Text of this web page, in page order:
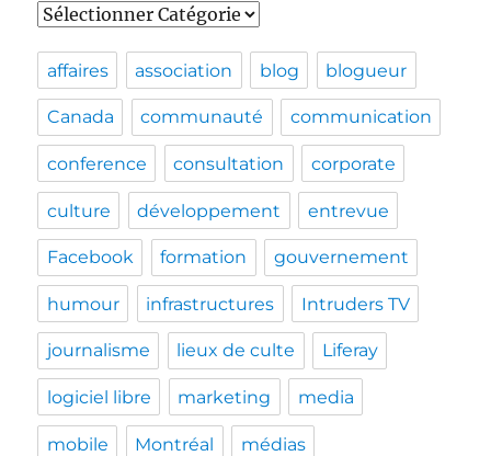
affaires association blog blogueur
Canada communauté communication
conference consultation corporate
culture développement entrevue
Facebook formation gouvernement
humour infrastructures Intruders TV
journalisme lieux de culte Liferay
logiciel libre marketing media
mobile Montréal médias